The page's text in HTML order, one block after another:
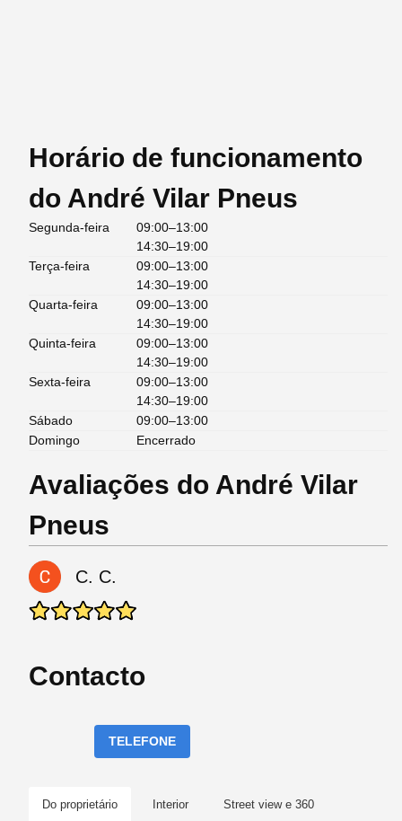
Horário de funcionamento
do André Vilar Pneus
Segunda-feira
09:00–13:00
14:30–19:00
Terça-feira
09:00–13:00
14:30–19:00
Quarta-feira
09:00–13:00
14:30–19:00
Quinta-feira
09:00–13:00
14:30–19:00
Sexta-feira
09:00–13:00
14:30–19:00
Sábado
09:00–13:00
Domingo
Encerrado
Avaliações do André Vilar
Pneus
C. C.
Contacto
TELEFONE
Do proprietário Interior Street view e 360